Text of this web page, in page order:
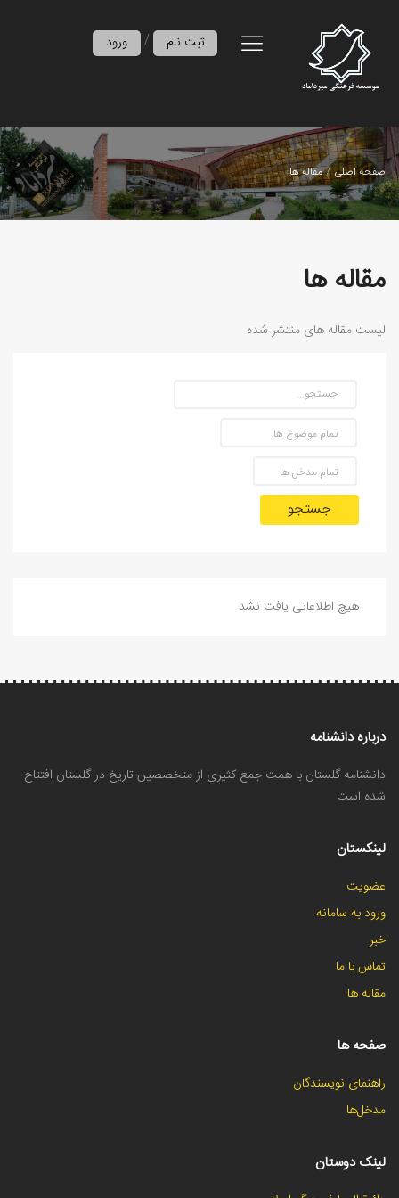
ورود / ثبت نام
صفحه اصلی مقاله ها
مقاله ها
لیست مقاله های منتشر شده
جستجو
هیچ اطلاعاتی یافت نشد
درباره دانشنامه
دانشنامه گلستان با همت جمع کثیری از متخصصین تاریخ در گلستان افتتاح
شده است
لینکستان
عضویت
ورود به سامانه
خبر
تماس با ما
مقاله ها
صفحه ها
راهنمای نویسندگان
مدخل‌ها
لینک دوستان